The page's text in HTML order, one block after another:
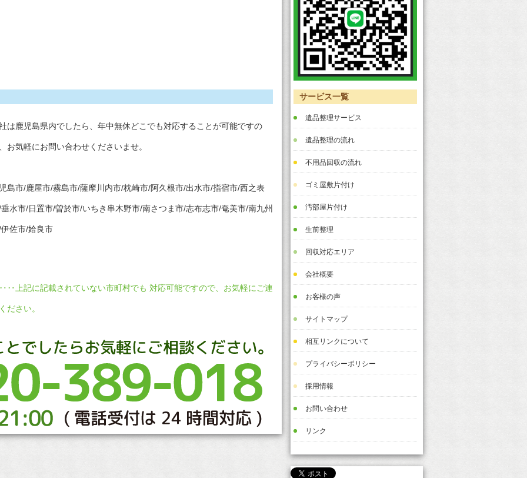
は鹿児島県内でしたら、年中無休どこでも対応することが可能ですの
お気軽にお問い合わせくださいませ。
島市/鹿屋市/霧島市/薩摩川内市/枕崎市/阿久根市/出水市/指宿市/西之表
水市/日置市/曽於市/いちき串木野市/南さつま市/志布志市/奄美市/南九州
佐市/姶良市
上記に記載されていない市町村でも 対応可能ですので、お気軽にご連
ださい。
サービス一覧
遺品整理サービス
遺品整理の流れ
不用品回収の流れ
ゴミ屋敷片付け
汚部屋片付け
生前整理
回収対応エリア
会社概要
お客様の声
サイトマップ
相互リンクについて
プライバシーポリシー
採用情報
お問い合わせ
リンク